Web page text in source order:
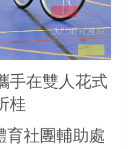
手在雙人花式
桂
育社團輔助處